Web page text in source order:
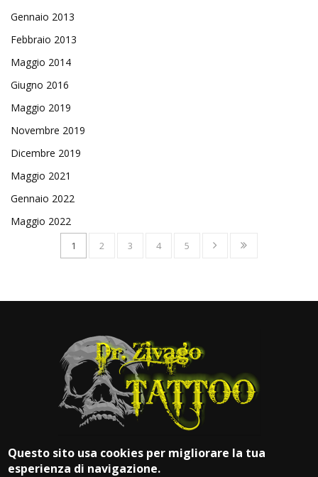
Gennaio 2013
Febbraio 2013
Maggio 2014
Giugno 2016
Maggio 2019
Novembre 2019
Dicembre 2019
Maggio 2021
Gennaio 2022
Maggio 2022
1 2 3 4 5
Questo sito usa cookies per migliorare la tua
esperienza di navigazione.